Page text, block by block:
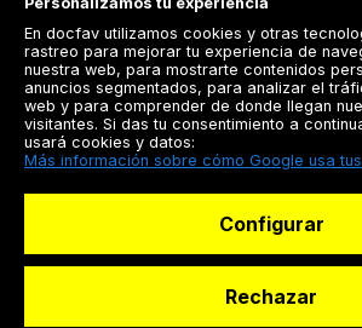
Registrarse
Docfav
En docfav utilizamos cookies y otras
rastreo para mejorar tu experiencia de
nuestra web, para mostrarte contenidos
anuncios segmentados, para analizar el
web y para comprender de donde llegan
visitantes. Si das tu consentimiento a
usará cookies y datos:
Más información sobre cómo Google usa
Configurar
Rechazar